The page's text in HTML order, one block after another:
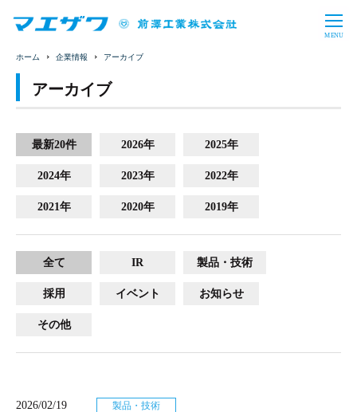
CLOSE
MENU
アーカイブ
最新20件 2026年 2025年
2024年 2023年 2022年
2021年 2020年 2019年
全て IR 製品・技術
採用 イベント お知らせ
その他
2026/02/19 製品・技術
下水処理設備
バイオガスプラント 導入事例
トップメッセージ 会社概要
事業内容 沿革
事業所一覧 コーポレート・ガバナンス
CSR
投資家情報
免責事項
数字で見るマエザワ
キャリア採用
お問い合わせ
English
企業情報 アーカイブ